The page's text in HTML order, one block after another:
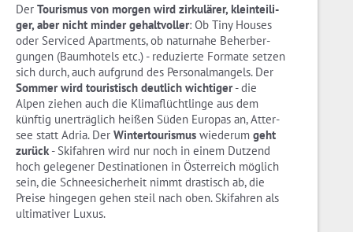
Der Tou­ris­mus von mor­gen wird zir­ku­lä­rer, klein­tei­li­
ger, aber nicht min­der ge­halt­vol­ler: Ob Tiny Hou­ses
oder Ser­viced Apart­ments, ob na­tur­na­he Be­her­ber­
gun­gen (Baum­ho­tels etc.) - re­du­zier­te For­ma­te set­zen
sich durch, auch auf­grund des Per­so­nal­man­gels. Der
Som­mer wird tou­ris­tisch deut­lich wich­ti­ger- die
Alpen zie­hen auch die Kli­ma­flücht­lin­ge aus dem
künf­tig un­er­träg­lich hei­ßen Süden Eu­ro­pas an, At­ter­
see statt Adria. Der Win­ter­tou­ris­mus wie­der­um geht
zu­rück - Ski­fah­ren wird nur noch in einem Dut­zend
hoch ge­le­ge­ner De­sti­na­tio­nen in Ös­ter­reich mög­lich
sein, die Schnee­si­cher­heit nimmt dras­tisch ab, die
Prei­se hin­ge­gen gehen steil nach oben. Ski­fah­ren als
ul­ti­ma­ti­ver Luxus.